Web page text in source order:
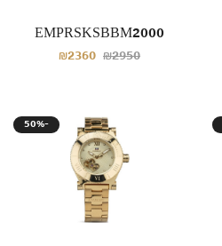
EMPRSKSBBM2000
₪2360 ₪2950
50%-